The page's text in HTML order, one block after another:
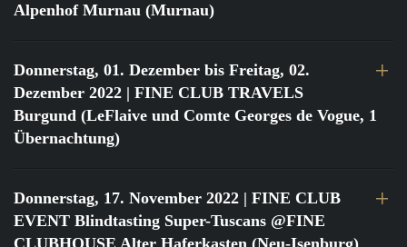
Alpenhof Murnau (Murnau)
Donnerstag, 01. Dezember bis Freitag, 02.
Dezember 2022 | FINE CLUB TRAVELS
Burgund (LeFlaive und Comte Georges de Vogue, 1
Übernachtung)
Donnerstag, 17. November 2022 | FINE CLUB
EVENT Blindtasting Super-Tuscans @FINE